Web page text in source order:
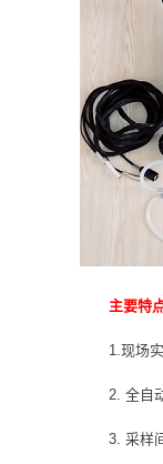
主要特点
1.现场实
2. 全自动
3. 采样间